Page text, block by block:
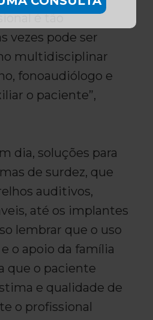
é tão
vezes pode ser
multidisciplinar
fonoaudiólogo e
o paciente”,
dia, soluções para
de surdez, que
auditivos,
até os implantes
lembrar que o uso
o apoio da família
que o paciente
e qualidade de
o profissional